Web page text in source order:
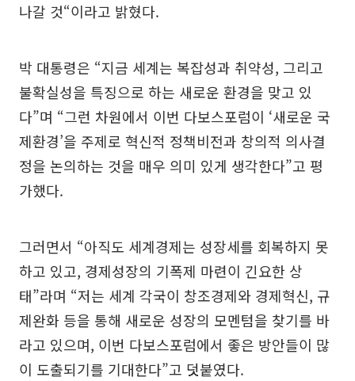
나갈 것“이라고 밝혔다.
박 대통령은 “지금 세계는 복잡성과 취약성, 그리고
불확실성을 특징으로 하는 새로운 환경을 맞고 있
다”며 “그런 차원에서 이번 다보스포럼이 ‘새로운 국
제환경’을 주제로 혁신적 정책비전과 창의적 의사결
정을 논의하는 것을 매우 의미 있게 생각한다”고 평
가했다.
그러면서 “아직도 세계경제는 성장세를 회복하지 못
하고 있고, 경제성장의 기폭제 마련이 긴요한 상
태”라며 “저는 세계 각국이 창조경제와 경제혁신, 규
제완화 등을 통해 새로운 성장의 모멘텀을 찾기를 바
라고 있으며, 이번 다보스포럼에서 좋은 방안들이 많
이 도출되기를 기대한다”고 덧붙였다.